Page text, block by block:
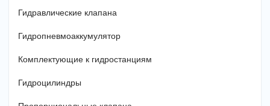
Гидравлические клапана
Гидропневмоаккумулятор
Комплектующие к гидростанциям
Гидроцилиндры